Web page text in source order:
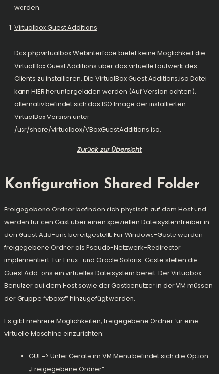
werden.
Virtualbox Guest Additions
Das phpvirtualbox Webinterface bietet keine Möglichkeit die
VirtualBox Guest Additions über das virtuelle Laufwerk des
Clients zu installieren. Die VirtualBox Guest Additions.iso Datei
kann HIER heruntergeladen werden (Auf Version achten),
alternativ befindet sich das ISO Image der installierten
VirtualBox Version unter
/usr/share/virtualbox/VBoxGuestAdditions.iso.
Zurück zur Übersicht
Konfiguration Shared Folder
Freigegebene Ordner befinden sich physisch auf dem Host und
werden für den Gast über einen speziellen Dateisystemtreiber in
den Guest Add-ons bereitgestellt. Für Windows-Gäste werden
freigegebene Ordner als Pseudo-Netzwerk-Redirector
implementiert. Für Linux- und Oracle Solaris-Gäste stellen die
Guest Add-ons ein virtuelles Dateisystem bereit. Der Virtuabox
Benutzer auf dem Host sowie der Gastbenutzer in der VM müssen
der Gruppe “vboxsf” hinzugefügt werden.
Es gibt mehrere Möglichkeiten, freigegebene Ordner für eine
virtuelle Maschine einzurichten:
GUI => Unter Geräte im VM Menu befindet sich die Option
„Freigegebene Ordner“